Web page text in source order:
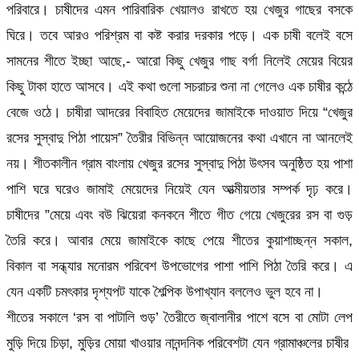
পরিবারে। চাষীদের এমন পারিবারিক খেয়ালও রাখতে হয় খেজুর গাছের বসকে
ঘিরে। তবে আরও পরিশ্রম বা কষ্ট করার দরকার পড়ে। এক চাষী বলেই বসে
সামনের শীতে ইচ্ছা আছে,- আরো কিছু খেজুর গাছ বর্গা নিলেই মেয়ের বিয়ের
কিছু টাকা হাতে আসবে। এই কথা গুলো সচরাচর শুনা না গেলেও এক চাষীর কন্ঠে
বেজে ওঠে। চাষীরা আদরের বিবাহিত মেয়েদের জামাইকে দাওয়াত দিয়ে “খেজুর
রসের সুস্বাদু পিঠা পায়েস” তৈরীর বিভিন্ন আয়োজনের কথা এখানে না আনলেই
নয়। শীতকালীন গ্রাম বাংলায় খেজুর রসের সুস্বাদু পিঠা উৎসব অনুষ্ঠিত হয় পাশা
পাশি ঘরে ঘরেও জামাই মেয়েদের নিয়েই যেন আত্মীয়তার সম্পর্ক দৃঢ় করে।
চাষীদের ”মেয়ে এবং বউ ঝিয়েরা কনকনে শীতে গীত গেয়ে খেজুরের রস বা গুড়
তৈরি করে। আবার মেয়ে জামাইকে কাছে পেয়ে শীতের কুয়াশাচ্ছন্ন সকাল,
বিকাল বা সন্ধ্যার মনোরম পরিবেশ উপভোগের পাশা পাশি পিঠা তৈরি করে। এ
যেন একটি চমৎকার দৃশ্যপট যাকে শৈল্পিক উপাখ্যান বললেও ভুল হবে না।
শীতের সকালে ‘রস বা পাটালি গুড়’ তৈরীতে জ্বালানীর পাশে বসে বা মোটা লেপ
মুড়ি দিয়ে চিড়া, মুড়ির মোয়া খাওয়ার নানন্দনিক পরিবেশটা যেন গ্রামাঞ্চলের চাষীর